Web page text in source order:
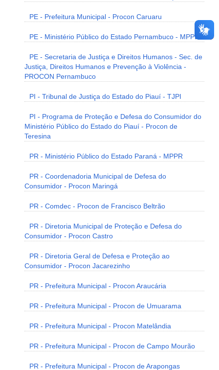
PE - Prefeitura Municipal - Procon Caruaru
PE - Ministério Público do Estado Pernambuco - MPPE
PE - Secretaria de Justiça e Direitos Humanos - Sec. de
Justiça, Direitos Humanos e Prevenção à Violência -
PROCON Pernambuco
PI - Tribunal de Justiça do Estado do Piauí - TJPI
PI - Programa de Proteção e Defesa do Consumidor do
Ministério Público do Estado do Piauí - Procon de
Teresina
PR - Ministério Público do Estado Paraná - MPPR
PR - Coordenadoria Municipal de Defesa do
Consumidor - Procon Maringá
PR - Comdec - Procon de Francisco Beltrão
PR - Diretoria Municipal de Proteção e Defesa do
Consumidor - Procon Castro
PR - Diretoria Geral de Defesa e Proteção ao
Consumidor - Procon Jacarezinho
PR - Prefeitura Municipal - Procon Araucária
PR - Prefeitura Municipal - Procon de Umuarama
PR - Prefeitura Municipal - Procon Matelândia
PR - Prefeitura Municipal - Procon de Campo Mourão
PR - Prefeitura Municipal - Procon de Arapongas